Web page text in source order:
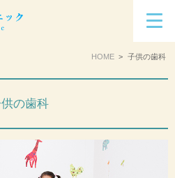
HOME 子供の歯科
の歯科